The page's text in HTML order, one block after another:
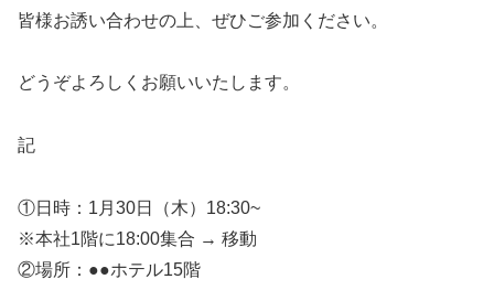
皆様お誘い合わせの上、ぜひご参加ください。
どうぞよろしくお願いいたします。
記
①日時：1月30日（木）18:30~
※本社1階に18:00集合 → 移動
②場所：●●ホテル15階